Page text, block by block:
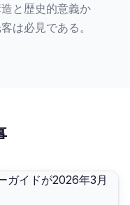
と歴史的意義か
は必見である。